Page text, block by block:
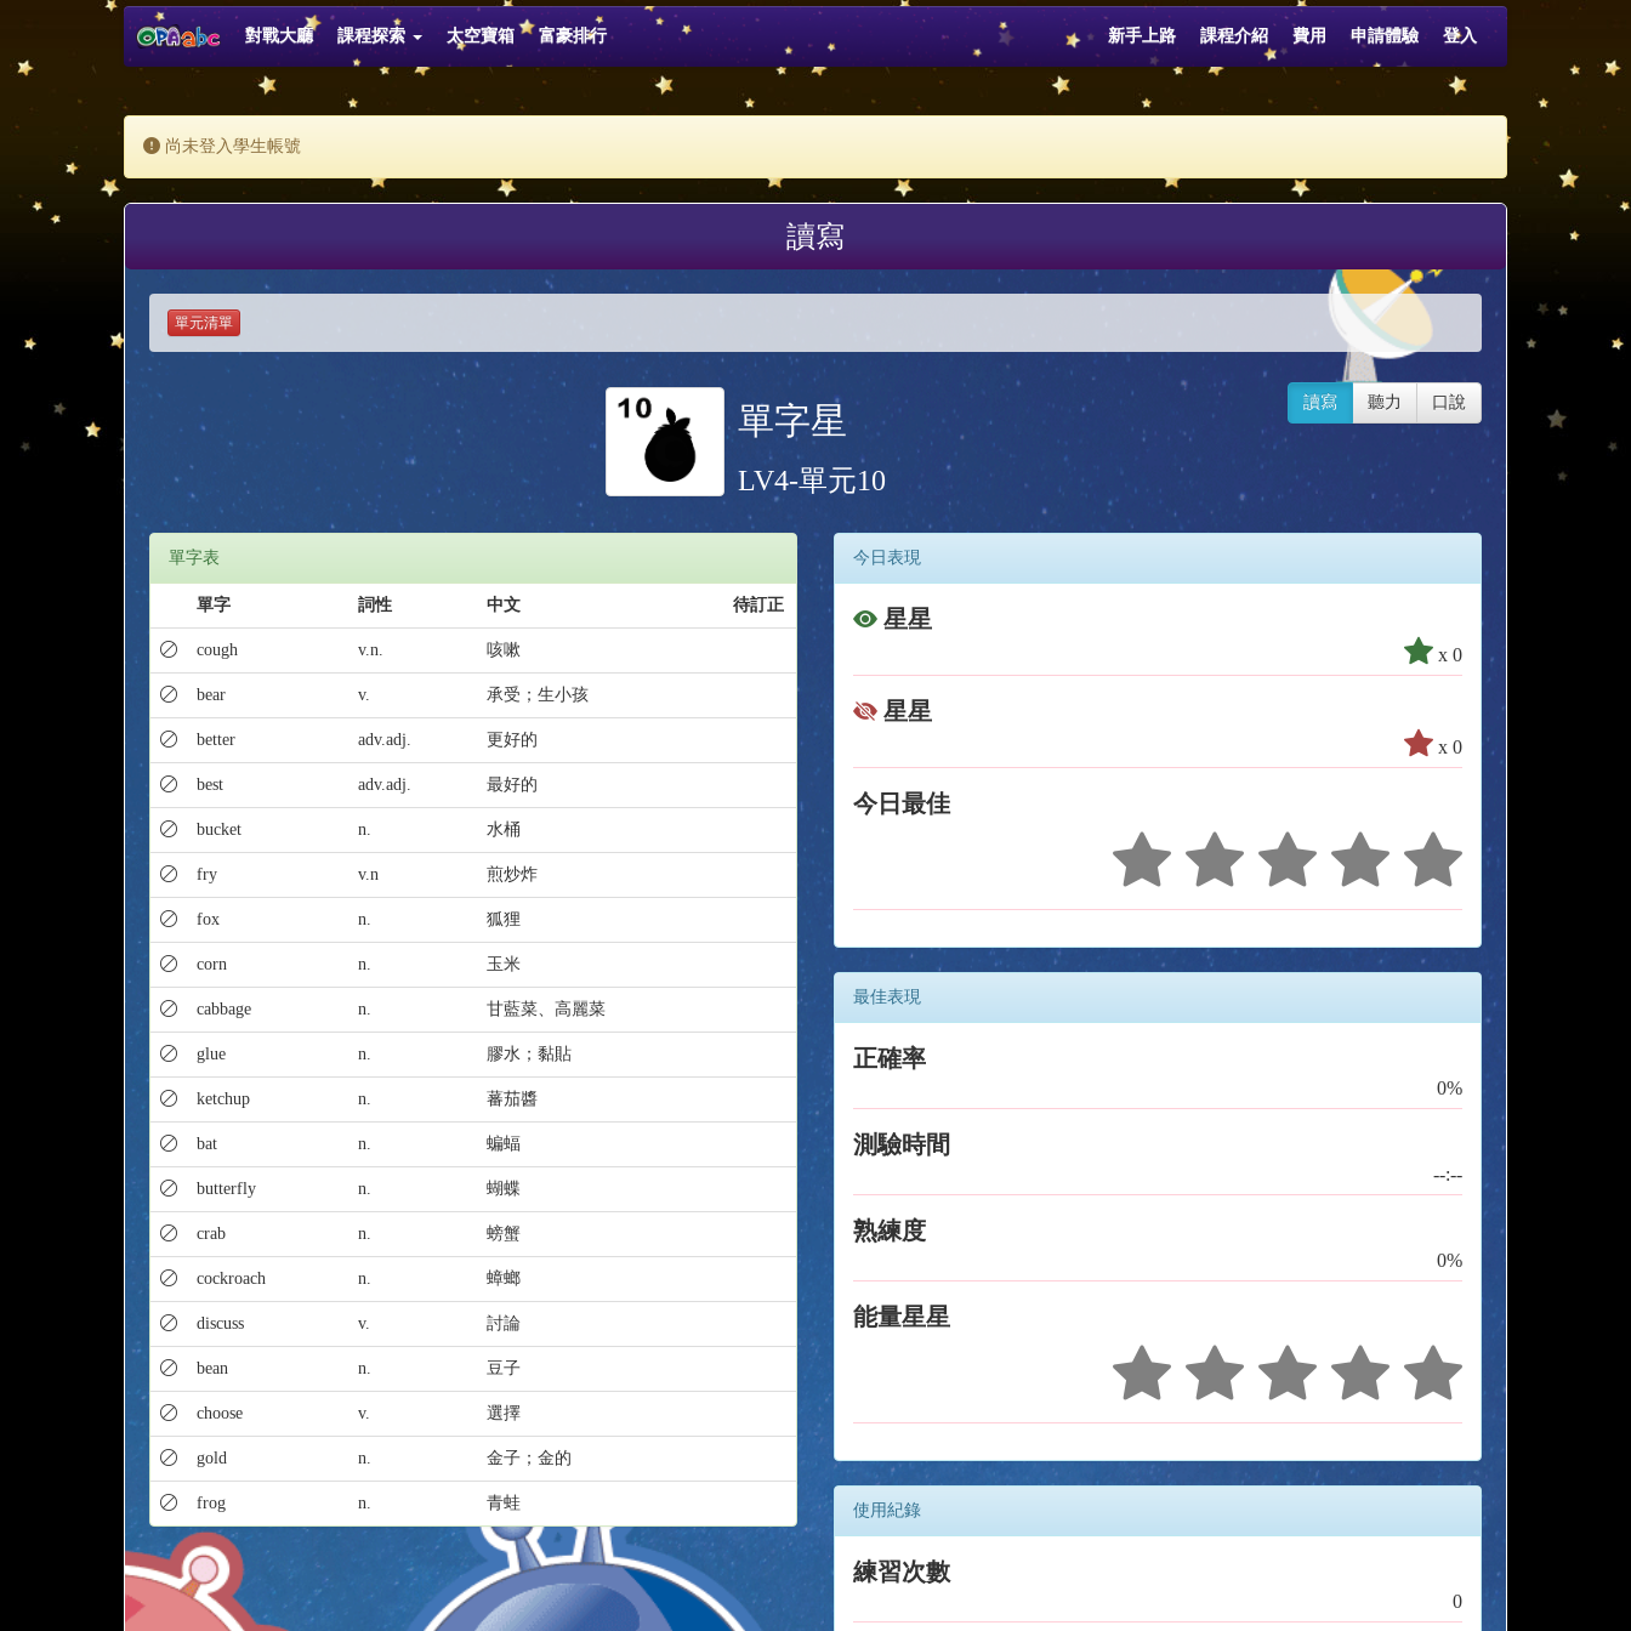
對戰大廳 課程探索 太空寶箱 富豪排行 新手上路 課程介紹 費用 申請體驗 登入
尚未登入學生帳號
讀寫
單元清單
單字星
LV4-單元10
讀寫 聽力 口說
單字表
單字 詞性 中文 待訂正
cough v.n. 咳嗽
bear v. 承受；生小孩
better adv.adj. 更好的
best adv.adj. 最好的
bucket n. 水桶
fry v.n 煎炒炸
fox n. 狐狸
corn n. 玉米
cabbage n. 甘藍菜、高麗菜
glue n. 膠水；黏貼
ketchup n. 蕃茄醬
bat n. 蝙蝠
butterfly n. 蝴蝶
crab n. 螃蟹
cockroach n. 蟑螂
discuss v. 討論
bean n. 豆子
choose v. 選擇
gold n. 金子；金的
frog n. 青蛙
今日表現
星星
x 0
星星
x 0
今日最佳
最佳表現
正確率
0%
測驗時間
--:--
熟練度
0%
能量星星
使用紀錄
練習次數
0